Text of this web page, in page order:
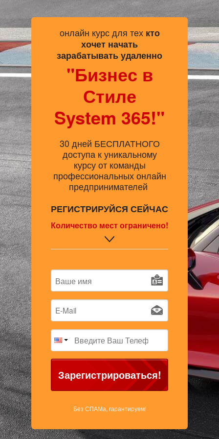
онлайн курс для тех кто
хочет начать
зарабатывать удаленно
"Бизнес в
Стиле
System 365!"
30 дней БЕСПЛАТНОГО
доступа к уникальному
курсу от команды
профессиональных онлайн
предпринимателей
РЕГИСТРИРУЙСЯ СЕЙЧАС
Количество мест ограничено!
Зарегистрироваться!
Без СПАМа, гарантируем!